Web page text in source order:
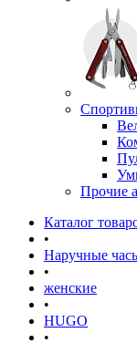
Прочие
Каталог
•
Наручные
•
женские
•
HUGO
•